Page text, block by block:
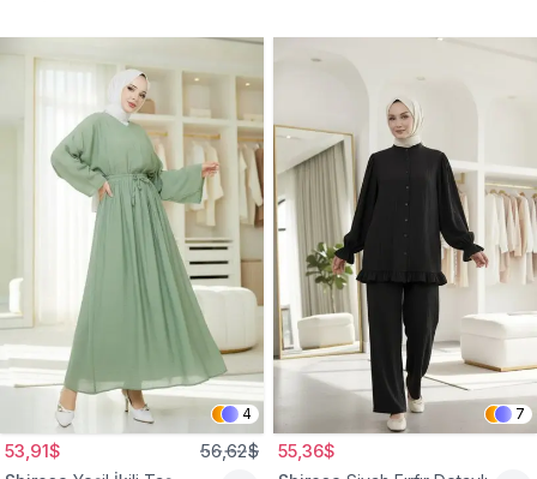
4
53,91$ 56,62$
7
55,36$